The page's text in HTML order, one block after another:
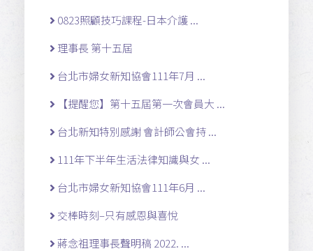
0823照顧技巧課程-日本介護 ...
理事長 第十五屆
台北市婦女新知協會111年7月 ...
【提醒您】第十五屆第一次會員大 ...
台北新知特別感謝 會計師公會持 ...
111年下半年生活法律知識與女 ...
台北市婦女新知協會111年6月 ...
交棒時刻–只有感恩與喜悅
蔣念祖理事長聲明稿 2022. ...